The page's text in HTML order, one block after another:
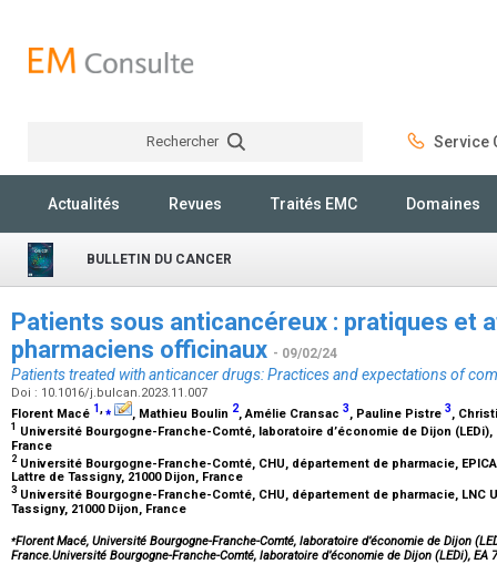
Rechercher Service
Actualités Revues Traités EMC Domaines
BULLETIN DU CANCER
Patients sous anticancéreux : pratiques et
pharmaciens officinaux - 09/02/24
Patients treated with anticancer drugs: Practices and expectations of
Doi : 10.1016/j.bulcan.2023.11.007
Florent Macé 1,⁎ , Mathieu Boulin 2, Amélie Cransac 3, Pauline Pistre 3,
1 Université Bourgogne-Franche-Comté, laboratoire d’économie de Dijon (LEDi),
France
2 Université Bourgogne-Franche-Comté, CHU, département de pharmacie,
Lattre de Tassigny, 21000 Dijon, France
3 Université Bourgogne-Franche-Comté, CHU, département de pharmacie, LNC
Tassigny, 21000 Dijon, France
⁎Florent Macé, Université Bourgogne-Franche-Comté, laboratoire d’économie de Dijon
France.Université Bourgogne-Franche-Comté, laboratoire d’économie de Dijon (LEDi),